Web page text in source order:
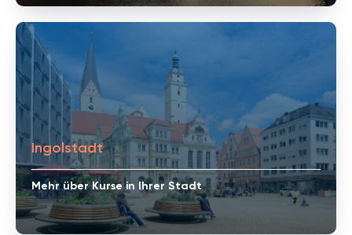
Ingolstadt
Mehr über Kurse in Ihrer Stadt